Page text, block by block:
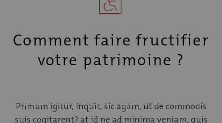
Comment faire fructifier
votre patrimoine ?
Primum igitur, inquit, sic agam, ut de commodis
suis cogitarent? at id ne ad minima veniam, quis